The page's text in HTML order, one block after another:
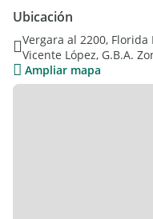
propietario.
Corredora publica:
María Lucía Parrinello CSI
Ubicación
Vergara al 2200,
Vicente López, G.B.A.
Ampliar mapa